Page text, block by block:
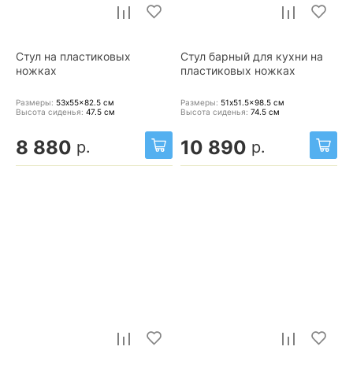
Стул на пластиковых
ножках
Размеры: 53x55x82.5 см
Высота сиденья: 47.5 см
8 880 р.
Стул барный для кухни на
пластиковых ножках
Размеры: 51x51.5x98.5 см
Высота сиденья: 74.5 см
10 890 р.